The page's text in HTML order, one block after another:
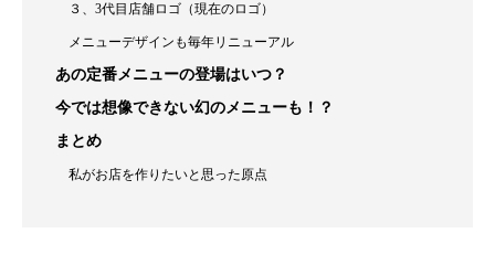
３、3代目店舗ロゴ（現在のロゴ）
メニューデザインも毎年リニューアル
あの定番メニューの登場はいつ？
今では想像できない幻のメニューも！？
まとめ
私がお店を作りたいと思った原点